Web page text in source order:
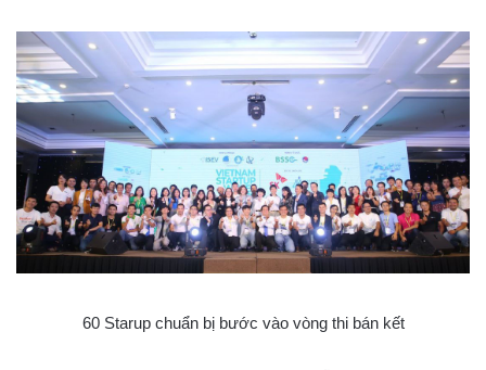
60 Starup chuẩn bị bước vào vòng thi bán kết